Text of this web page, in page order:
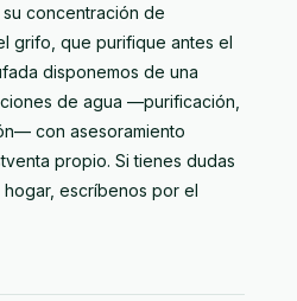
concentración de
grifo, que purifique antes el
disponemos de una
de agua —purificación,
con asesoramiento
propio. Si tienes dudas
escríbenos por el